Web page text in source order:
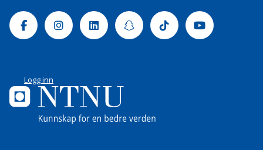
FacebookInstagramLinkedinSnapchatTiktok Youtube
Logg inn